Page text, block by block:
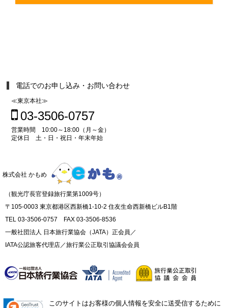
電話でのお申し込み・お問い合わせ
≪東京本社≫
03-3506-0757
営業時間 10:00～18:00（月～金）
定休日 土・日・祝日・年末年始
株式会社 かもめ
（観光庁長官登録旅行業第1009号）
〒105-0003 東京都港区西新橋1-10-2 住友生命西新橋ビルB1階
TEL 03-3506-0757 FAX 03-3506-8536
一般社団法人 日本旅行業協会（JATA）正会員／
IATA公認旅客代理店／旅行業公正取引協議会会員
このサイトはお客様の個人情報を安全に送受信するために